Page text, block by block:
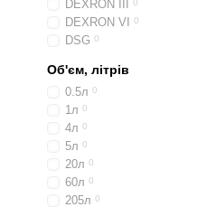
DEXRON III 0
DEXRON VI 0
DSG 0
Об'єм, літрів
0.5л 0
1л 0
4л 0
5л 0
20л 0
60л 0
205л 0